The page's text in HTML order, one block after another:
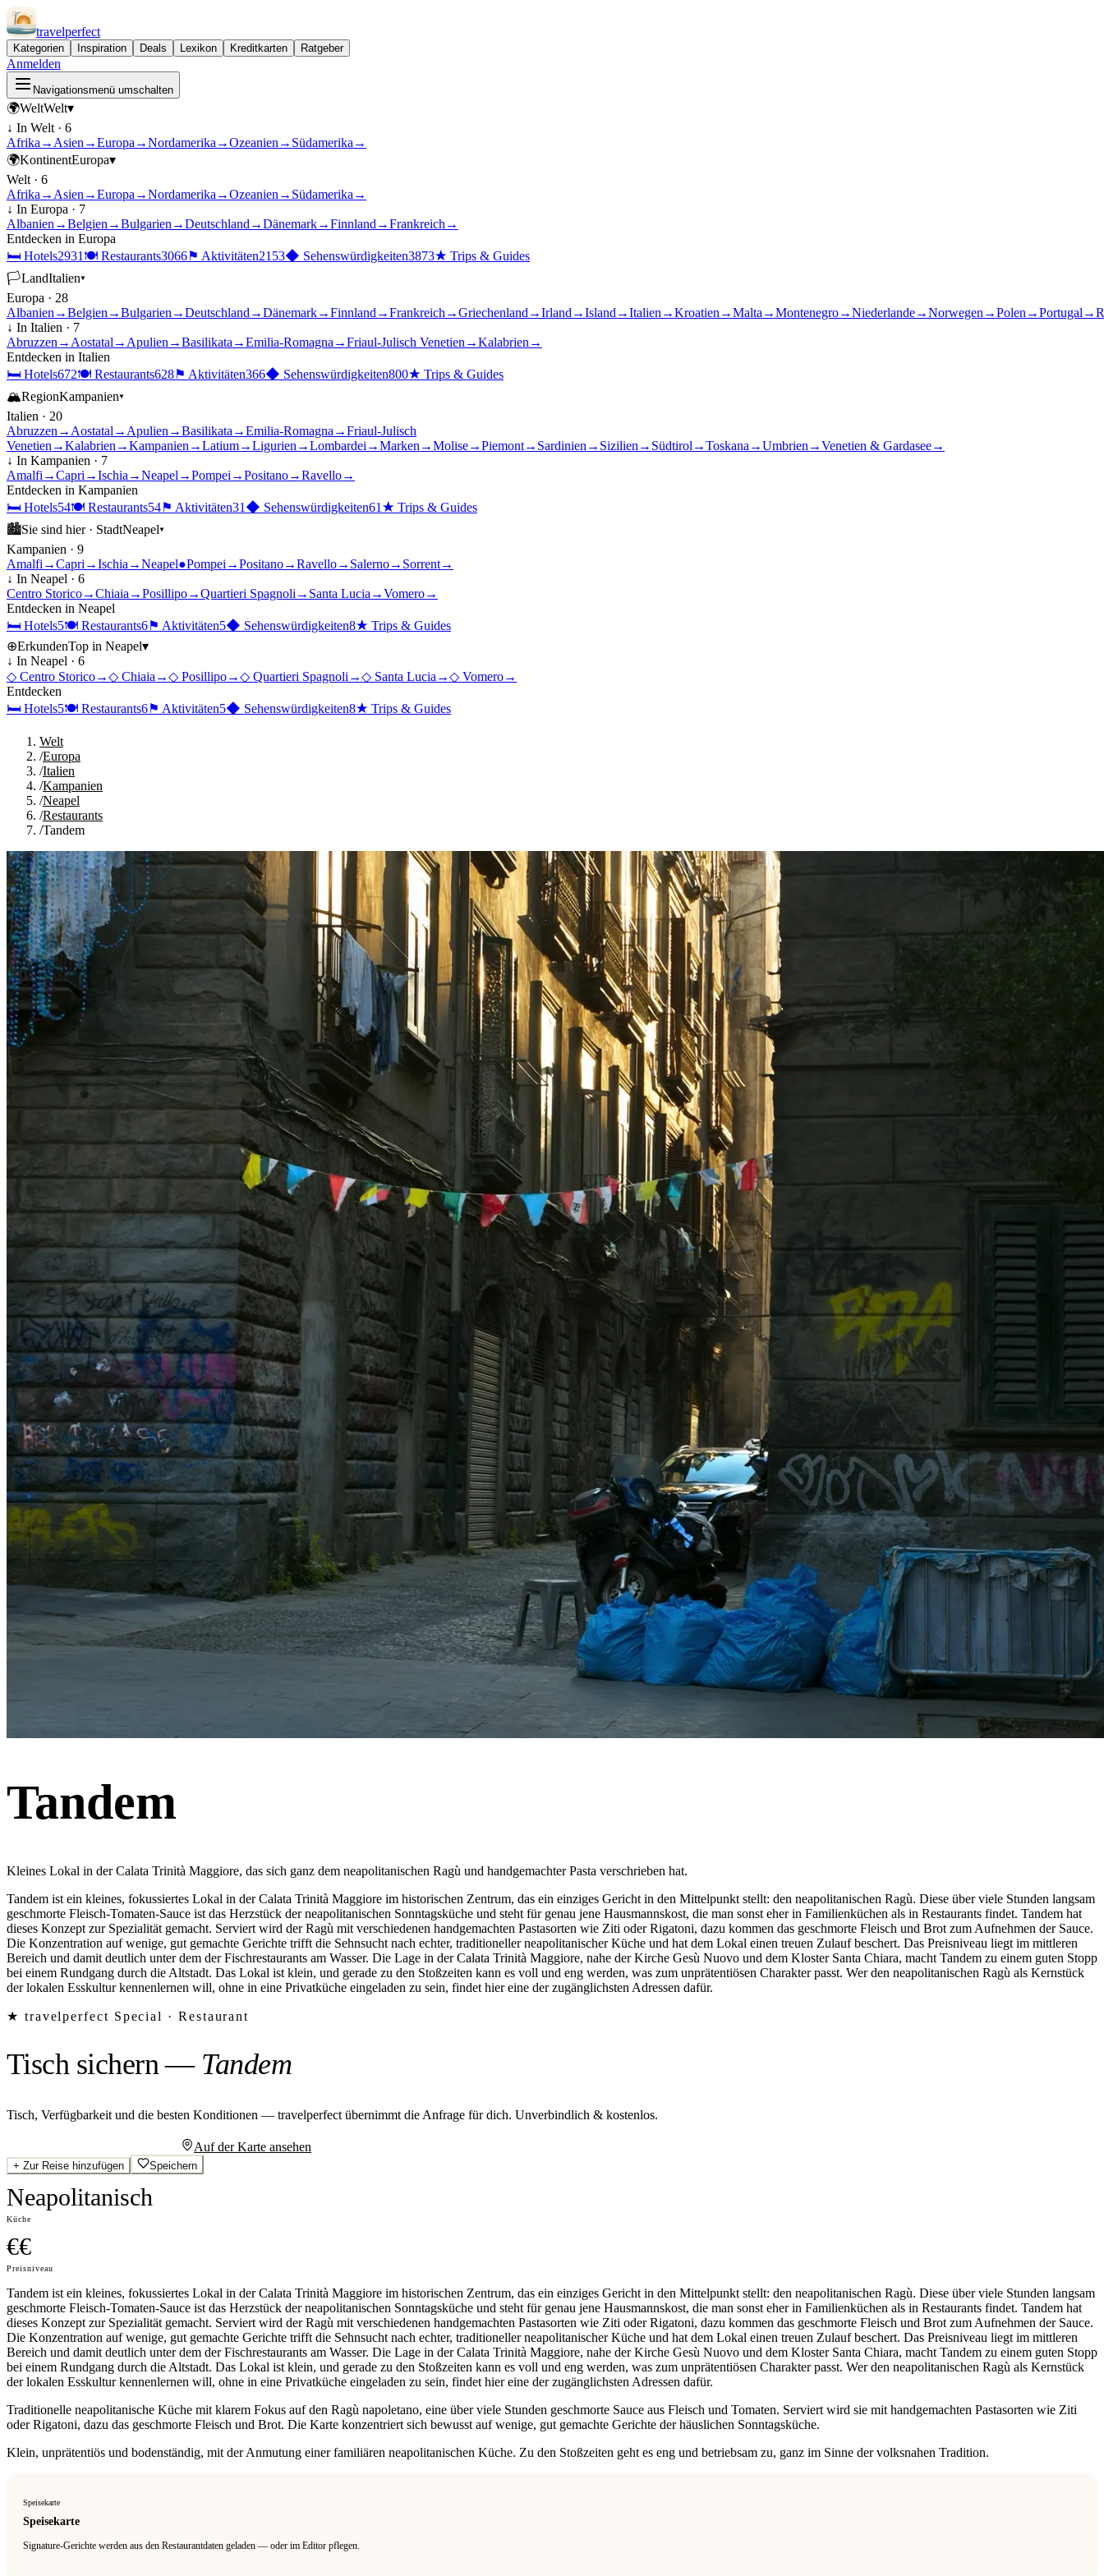
travelperfect
Kategorien Inspiration Deals Lexikon Kreditkarten Ratgeber
Anmelden
Navigationsmenü umschalten
🌍WeltWelt▾
↓ In Welt · 6
Afrika → Asien →Europa →Nordamerika →Ozeanien → Südamerika →
🌍KontinentEuropa▾
Welt · 6
Afrika → Asien →Europa →Nordamerika →Ozeanien → Südamerika →
↓ In Europa · 7
Albanien →Belgien →Bulgarien →Deutschland →Dänemark→Finnland →Frankreich →
Entdecken in Europa
🛏 Hotels2931 🍽 Restaurants3066⚑ Aktivitäten2153◆ Sehenswürdigkeiten3873★ Trips & Guides
🏳LandItalien▾
Europa · 28
Albanien →Belgien →Bulgarien →Deutschland →Dänemark→Finnland →Frankreich →Griechenland →Irland →Island →Italien →Kroatien →Malta →Montenegro→Niederlande→Norwegen →Polen →Portugal →
↓ In Italien · 7
Abruzzen → Aostatal → Apulien →Basilikata →Emilia-Romagna →Friaul-Julisch Venetien →Kalabrien →
Entdecken in Italien
🛏 Hotels672🍽 Restaurants628⚑ Aktivitäten366◆ Sehenswürdigkeiten800★ Trips & Guides
🏔RegionKampanien▾
Italien · 20
Abruzzen → Aostatal → Apulien →Basilikata →Emilia-Romagna →Friaul-Julisch
Venetien →Kalabrien →Kampanien →Latium→Ligurien →Lombardei →Marken →Molise→Piemont→ Sardinien → Sizilien → Südtirol →Toskana →Umbrien →Venetien & Gardasee→
↓ In Kampanien · 7
Amalfi →Capri →Ischia →Neapel →Pompei →Positano→Ravello→
Entdecken in Kampanien
🛏 Hotels54🍽 Restaurants54⚑ Aktivitäten31 ◆ Sehenswürdigkeiten61 ★ Trips & Guides
🏙Sie sind hier · StadtNeapel▾
Kampanien · 9
Amalfi →Capri →Ischia →Neapel●Pompei →Positano→Ravello→ Salerno→ Sorrent→
↓ In Neapel · 6
Centro Storico→Chiaia →Posillipo→Quartieri Spagnoli → Santa Lucia →Vomero→
Entdecken in Neapel
🛏 Hotels5🍽 Restaurants6⚑ Aktivitäten5◆ Sehenswürdigkeiten8★ Trips & Guides
⊕ErkundenTop in Neapel▾
↓ In Neapel · 6
◇ Centro Storico→◇ Chiaia →◇ Posillipo→◇ Quartieri Spagnoli →◇ Santa Lucia →◇ Vomero→
Entdecken
🛏 Hotels5🍽 Restaurants6⚑ Aktivitäten5◆ Sehenswürdigkeiten8★ Trips & Guides
Welt
/Europa
/Italien
/Kampanien
/Neapel
/Restaurants
/Tandem
Tandem
Kleines Lokal in der Calata Trinità Maggiore, das sich ganz dem neapolitanischen Ragù und handgemachter Pasta verschrieben hat.
Tandem ist ein kleines, fokussiertes Lokal in der Calata Trinità Maggiore im historischen Zentrum, das ein einziges Gericht in den Mittelpunkt stellt: den neapolitanischen Ragù. Diese über viele Stunden langsam
geschmorte Fleisch-Tomaten-Sauce ist das Herzstück der neapolitanischen Sonntagsküche und steht für genau jene Hausmannskost, die man sonst eher in Familienküchen als in Restaurants findet. Tandem hat
dieses Konzept zur Spezialität gemacht. Serviert wird der Ragù mit verschiedenen handgemachten Pastasorten wie Ziti oder Rigatoni, dazu kommen das geschmorte Fleisch und Brot zum Aufnehmen der Sauce.
Die Konzentration auf wenige, gut gemachte Gerichte trifft die Sehnsucht nach echter, traditioneller neapolitanischer Küche und hat dem Lokal einen treuen Zulauf beschert. Das Preisniveau liegt im mittleren
Bereich und damit deutlich unter dem der Fischrestaurants am Wasser. Die Lage in der Calata Trinità Maggiore, nahe der Kirche Gesù Nuovo und dem Kloster Santa Chiara, macht Tandem zu einem guten Stopp
bei einem Rundgang durch die Altstadt. Das Lokal ist klein, und gerade zu den Stoßzeiten kann es voll und eng werden, was zum unprätentiösen Charakter passt. Wer den neapolitanischen Ragù als Kernstück
der lokalen Esskultur kennenlernen will, ohne in eine Privatküche eingeladen zu sein, findet hier eine der zugänglichsten Adressen dafür.
★ travelperfect Special · Restaurant
Tisch sichern— Tandem
Tisch, Verfügbarkeit und die besten Konditionen — travelperfect übernimmt die Anfrage für dich. Unverbindlich & kostenlos.
Auf der Karte ansehen
+ Zur Reise hinzufügen Speichern
Neapolitanisch
Küche
€€
Preisniveau
Tandem ist ein kleines, fokussiertes Lokal in der Calata Trinità Maggiore im historischen Zentrum, das ein einziges Gericht in den Mittelpunkt stellt: den neapolitanischen Ragù. Diese über viele Stunden langsam
geschmorte Fleisch-Tomaten-Sauce ist das Herzstück der neapolitanischen Sonntagsküche und steht für genau jene Hausmannskost, die man sonst eher in Familienküchen als in Restaurants findet. Tandem hat
dieses Konzept zur Spezialität gemacht. Serviert wird der Ragù mit verschiedenen handgemachten Pastasorten wie Ziti oder Rigatoni, dazu kommen das geschmorte Fleisch und Brot zum Aufnehmen der Sauce.
Die Konzentration auf wenige, gut gemachte Gerichte trifft die Sehnsucht nach echter, traditioneller neapolitanischer Küche und hat dem Lokal einen treuen Zulauf beschert. Das Preisniveau liegt im mittleren
Bereich und damit deutlich unter dem der Fischrestaurants am Wasser. Die Lage in der Calata Trinità Maggiore, nahe der Kirche Gesù Nuovo und dem Kloster Santa Chiara, macht Tandem zu einem guten Stopp
bei einem Rundgang durch die Altstadt. Das Lokal ist klein, und gerade zu den Stoßzeiten kann es voll und eng werden, was zum unprätentiösen Charakter passt. Wer den neapolitanischen Ragù als Kernstück
der lokalen Esskultur kennenlernen will, ohne in eine Privatküche eingeladen zu sein, findet hier eine der zugänglichsten Adressen dafür.
Traditionelle neapolitanische Küche mit klarem Fokus auf den Ragù napoletano, eine über viele Stunden geschmorte Sauce aus Fleisch und Tomaten. Serviert wird sie mit handgemachten Pastasorten wie Ziti
oder Rigatoni, dazu das geschmorte Fleisch und Brot. Die Karte konzentriert sich bewusst auf wenige, gut gemachte Gerichte der häuslichen Sonntagsküche.
Klein, unprätentiös und bodenständig, mit der Anmutung einer familiären neapolitanischen Küche. Zu den Stoßzeiten geht es eng und betriebsam zu, ganz im Sinne der volksnahen Tradition.
Speisekarte
Speisekarte
Signature-Gerichte werden aus den Restaurantdaten geladen — oder im Editor pflegen.